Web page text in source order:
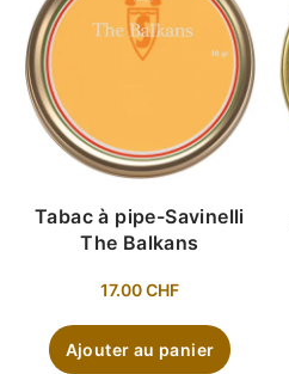
Tabac à pipe-Savinelli
The Balkans
17.00CHF
Ajouter au panier